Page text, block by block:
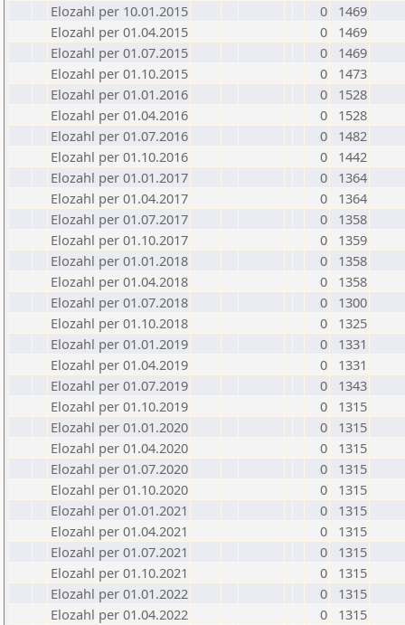
Elozahl per 10.01.2015
0
1469
Elozahl per 01.04.2015
0
1469
Elozahl per 01.07.2015
0
1469
Elozahl per 01.10.2015
0
1473
Elozahl per 01.01.2016
0
1528
Elozahl per 01.04.2016
0
1528
Elozahl per 01.07.2016
0
1482
Elozahl per 01.10.2016
0
1442
Elozahl per 01.01.2017
0
1364
Elozahl per 01.04.2017
0
1364
Elozahl per 01.07.2017
0
1358
Elozahl per 01.10.2017
0
1359
Elozahl per 01.01.2018
0
1358
Elozahl per 01.04.2018
0
1358
Elozahl per 01.07.2018
0
1300
Elozahl per 01.10.2018
0
1325
Elozahl per 01.01.2019
0
1331
Elozahl per 01.04.2019
0
1331
Elozahl per 01.07.2019
0
1343
Elozahl per 01.10.2019
0
1315
Elozahl per 01.01.2020
0
1315
Elozahl per 01.04.2020
0
1315
Elozahl per 01.07.2020
0
1315
Elozahl per 01.10.2020
0
1315
Elozahl per 01.01.2021
0
1315
Elozahl per 01.04.2021
0
1315
Elozahl per 01.07.2021
0
1315
Elozahl per 01.10.2021
0
1315
Elozahl per 01.01.2022
0
1315
Elozahl per 01.04.2022
0
1315